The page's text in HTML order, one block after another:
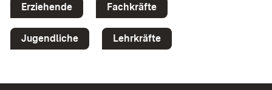
Erziehende Fachkräfte
Jugendliche Lehrkräfte